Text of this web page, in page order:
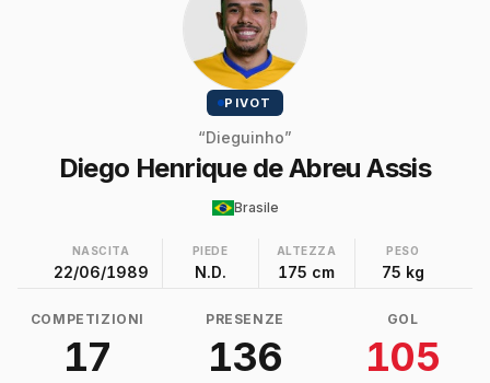
PIVOT
“Dieguinho”
Diego Henrique de Abreu Assis
Brasile
NASCITA
22/06/1989
PIEDE
N.D.
ALTEZZA
175 cm
PESO
75 kg
COMPETIZIONI
17
PRESENZE
136
GOL
105